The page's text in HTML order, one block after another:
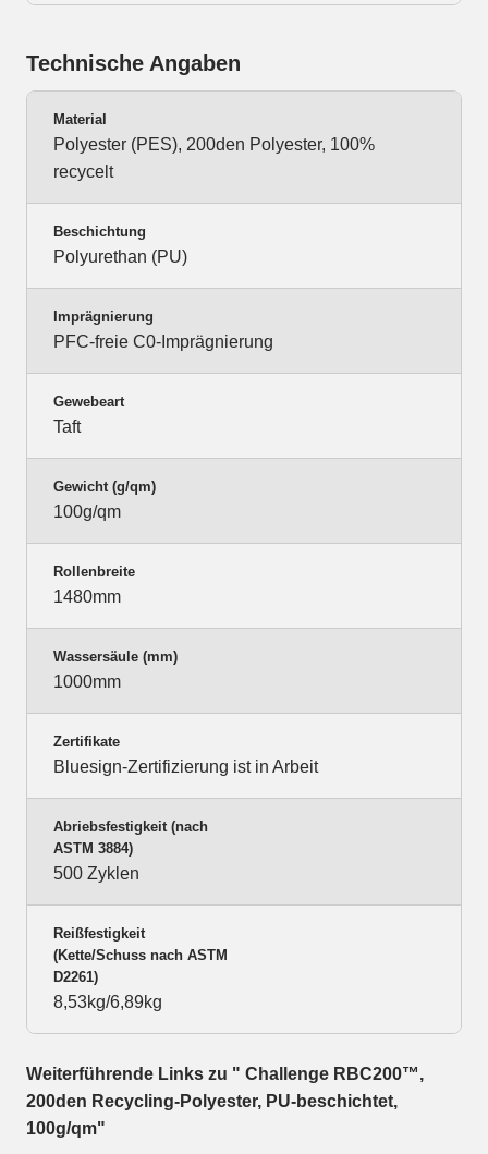
Technische Angaben
Material
Polyester (PES), 200den Polyester, 100%
recycelt
Beschichtung
Polyurethan (PU)
Imprägnierung
PFC-freie C0-Imprägnierung
Gewebeart
Taft
Gewicht (g/qm)
100g/qm
Rollenbreite
1480mm
Wassersäule (mm)
1000mm
Zertifikate
Bluesign-Zertifizierung ist in Arbeit
Abriebsfestigkeit (nach
ASTM 3884)
500 Zyklen
Reißfestigkeit
(Kette/Schuss nach ASTM
D2261)
8,53kg/6,89kg
Weiterführende Links zu " Challenge RBC200™,
200den Recycling-Polyester, PU-beschichtet,
100g/qm"